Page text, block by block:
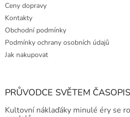
Ceny dopravy
Kontakty
Obchodní podmínky
Podmínky ochrany osobních údajů
Jak nakupovat
PRŮVODCE SVĚTEM
Kultovní náklaďáky minulé éry se